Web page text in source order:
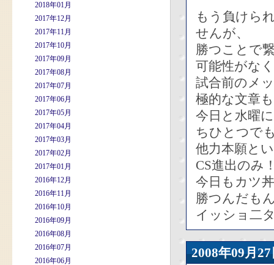
2018年01月
2017年12月
2017年11月
2017年10月
2017年09月
2017年08月
2017年07月
2017年06月
2017年05月
2017年04月
2017年03月
2017年02月
2017年01月
2016年12月
2016年11月
2016年10月
2016年09月
2016年08月
2016年07月
2016年06月
もう負けら
せんが、
勝つことで
可能性がな
試合前のメ
極的な文章
今日と水曜
ちひとつで
他力本願と
CS進出のみ
今日もカツ
勝つんだも
イッショ二
2008年09